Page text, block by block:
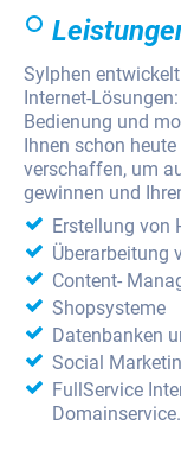
Sylphen
Internet-
Bedienung und
Ihnen schon
verschaffen, um
gewinnen und
Erstellung von
Überarbeitung
Content-
Shopsysteme
Datenbanken
Social
FullService
Domainservice.